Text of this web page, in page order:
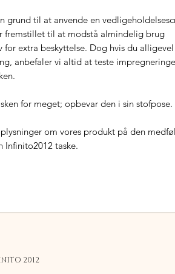
grund til at anvende en
fremstillet til at modstå almindelig brug
for extra beskyttelse. Dog hvis du
anbefaler vi altid at teste
for meget; opbevar den i sin stofpose.
om vores produkt på den
Infinito2012 taske.
2012